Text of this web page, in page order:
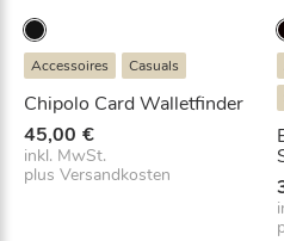
Accessoires Casuals
Chipolo Card Walletfinder
45,00 €
inkl. MwSt.
plus Versandkosten